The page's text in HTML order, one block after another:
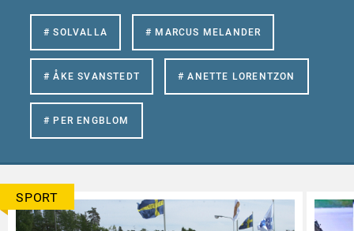
# SOLVALLA # MARCUS MELANDER
# ÅKE SVANSTEDT # ANETTE LORENTZON
# PER ENGBLOM
SPORT